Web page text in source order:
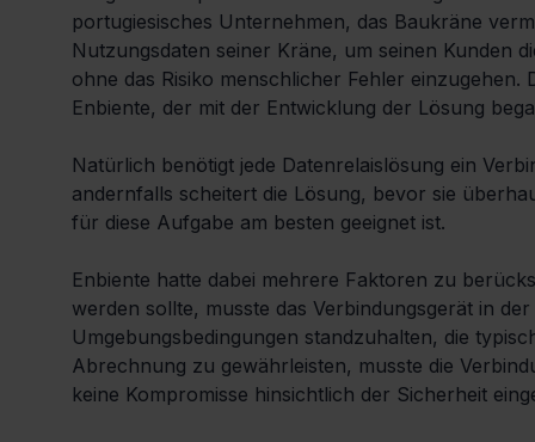
portugiesisches Unternehmen, das Baukräne
Nutzungsdaten seiner Kräne, um seinen Kunden
ohne das Risiko menschlicher Fehler
Enbiente, der mit der Entwicklung der Lösung
Natürlich benötigt jede Datenrelaislösung ein
andernfalls scheitert die Lösung, bevor sie
für diese Aufgabe am besten geeignet ist.
Enbiente hatte dabei mehrere Faktoren zu
werden sollte, musste das Verbindungsgerät in
Umgebungsbedingungen standzuhalten, die
Abrechnung zu gewährleisten, musste die
keine Kompromisse hinsichtlich der Sicherheit